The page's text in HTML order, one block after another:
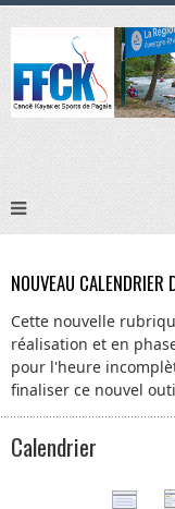
NOUVEAU CALENDRIER
Cette nouvelle
réalisation et en
pour l'heure
finaliser ce nouvel
Calendrier